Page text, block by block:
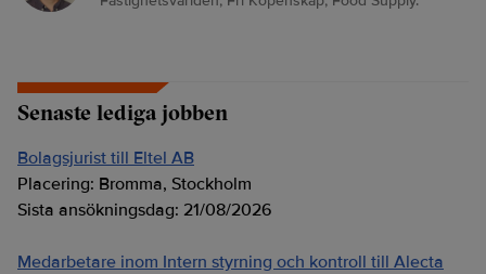
Senaste lediga jobben
Bolagsjurist till Eltel AB
Placering: Bromma, Stockholm
Sista ansökningsdag: 21/08/2026
Medarbetare inom Intern styrning och kontroll till Alecta